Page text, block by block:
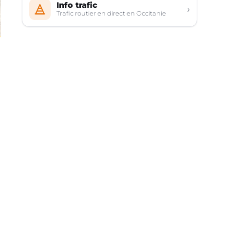
Info trafic
Trafic routier en direct en Occitanie ›